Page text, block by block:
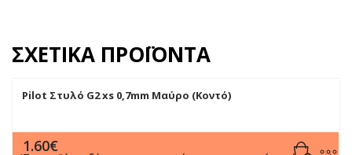
ΣΧΕΤΙΚΆ ΠΡΟΪΌΝΤΑ
Pilot Στυλό G2 xs 0,7mm Μαύρο (Κοντό)
1.60€